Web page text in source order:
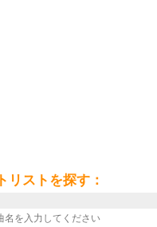
リストを探す：